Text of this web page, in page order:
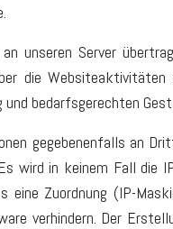
unseren Server
die
bedarfsgerechten
gegebenenfalls an
wird in keinem Fall die
eine Zuordnung (IP-
verhindern. Der